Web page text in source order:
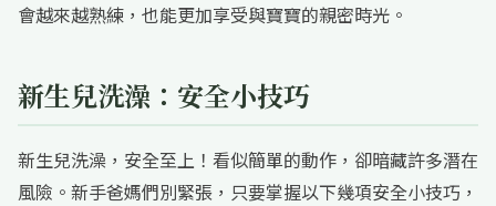
會越來越熟練，也能更加享受與寶寶的親密時光。
新生兒洗澡：安全小技巧
新生兒洗澡，安全至上！看似簡單的動作，卻暗藏許多潛在
風險。新手爸媽們別緊張，只要掌握以下幾項安全小技巧，